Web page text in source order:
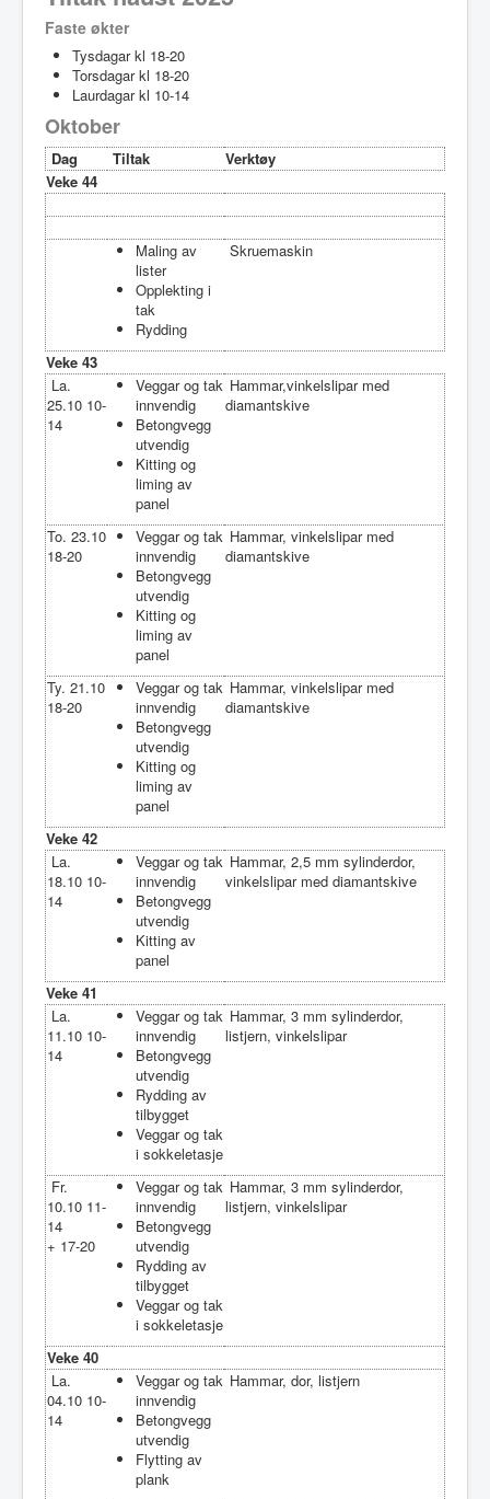
Faste økter
Tysdagar kl 18-20
Torsdagar kl 18-20
Laurdagar kl 10-14
Oktober
Dag Tiltak
Verktøy
Veke 44
Maling av
lister
Opplekting i
tak
Rydding
Skruemaskin
Veke 43
La.
25.10 10-
14
Veggar og tak
innvendig
Betongvegg
utvendig
Kitting og
liming av
panel
Hammar,vinkelslipar med
diamantskive
To. 23.10
18-20
Veggar og tak
innvendig
Betongvegg
utvendig
Kitting og
liming av
panel
Hammar, vinkelslipar med
diamantskive
Ty. 21.10
18-20
Veggar og tak
innvendig
Betongvegg
utvendig
Kitting og
liming av
panel
Hammar, vinkelslipar med
diamantskive
Veke 42
La.
18.10 10-
14
Veggar og tak
innvendig
Betongvegg
utvendig
Kitting av
panel
Hammar, 2,5 mm sylinderdor,
vinkelslipar med diamantskive
Veke 41
La.
11.10 10-
14
Veggar og tak
innvendig
Betongvegg
utvendig
Rydding av
tilbygget
Veggar og tak
i sokkeletasje
Hammar, 3 mm sylinderdor,
listjern, vinkelslipar
Fr.
10.10 11-
14
+ 17-20
Veggar og tak
innvendig
Betongvegg
utvendig
Rydding av
tilbygget
Veggar og tak
i sokkeletasje
Hammar, 3 mm sylinderdor,
listjern, vinkelslipar
Veke 40
La.
04.10 10-
14
Veggar og tak
innvendig
Betongvegg
utvendig
Flytting av
plank
Hammar, dor, listjern